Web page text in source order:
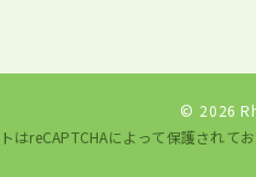
© 2026
はreCAPTCHAによって保護されて